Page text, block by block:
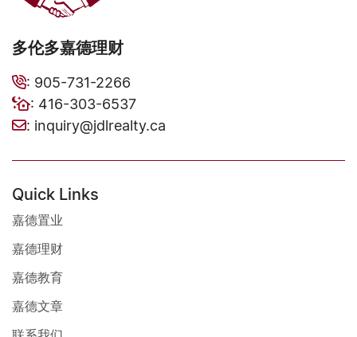
多伦多嘉德理财
: 905-731-2266
: 416-303-6537
: inquiry@jdlrealty.ca
Quick Links
嘉德置业
嘉德理财
嘉德教育
嘉德文章